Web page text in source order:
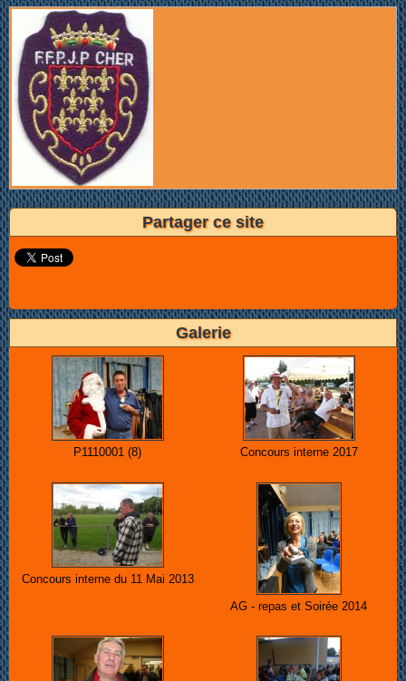
Partager ce site
Galerie
P1110001 (8) Concours interne 2017
Concours interne du 11 Mai 2013
AG - repas et Soirée 2014